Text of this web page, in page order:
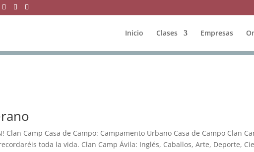
Inicio Clases Empresas
Clan Camp Casa de Campo: Campamento Urbano Casa de Campo Clan
toda la vida. Clan Camp Ávila: Inglés, Caballos, Arte, Deporte,